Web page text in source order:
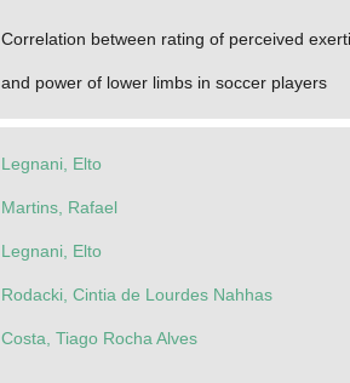
Correlation between rating of perceived
and power of lower limbs in soccer players
Legnani, Elto
Martins, Rafael
Legnani, Elto
Rodacki, Cintia de Lourdes Nahhas
Costa, Tiago Rocha Alves